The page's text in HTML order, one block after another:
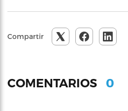
Compartir
COMENTARIOS 0